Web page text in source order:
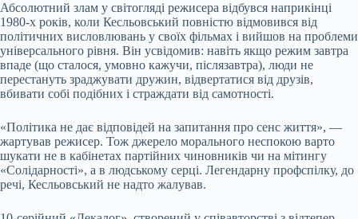
Абсолютний злам у світогляді режисера відбувся наприкінці
1980-х років, коли Кесльовський повністю відмовився від
політичних висловлювань у своїх фільмах і вийшов на проблеми
універсального рівня. Він усвідомив: навіть якщо режим завтра
впаде (що сталося, умовно кажучи, післязавтра), люди не
перестануть зраджувати дружин, відвертатися від друзів,
вбивати собі подібних і страждати від самотності.
«Політика не дає відповідей на запитання про сенс життя», —
жартував режисер. Тож джерело морального неспокою варто
шукати не в кабінетах партійних чиновників чи на мітингу
«Солідарності», а в людському серці. Легендарну профспілку, до
речі, Кесльовський не надто жалував.